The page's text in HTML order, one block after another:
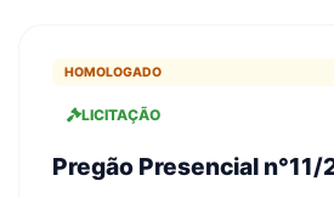
HOMOLOGADO
LICITAÇÃO
Pregão Presencial n°11/